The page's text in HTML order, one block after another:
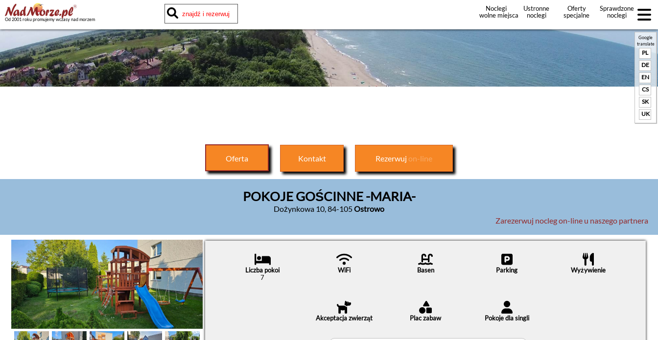
Od 2001 roku promujemy wczasy nad morzem
Noclegi
wolne miejsca
Ustronne
noclegi
Oferty
specjalne
Sprawdzone
noclegi
+Dodaj
Google
translate
PL
DE
EN
CS
SK
UK
Oferta Kontakt Rezerwuj on-line
POKOJE GOŚCINNE -MARIA-
Dożynkowa 10,84-105Ostrowo
Zarezerwuj nocleg on-line u naszego partnera
Liczba pokoi
7
WiFi Basen Parking Wyżywienie
Akceptacja zwierząt Plac zabaw Pokoje dla singli